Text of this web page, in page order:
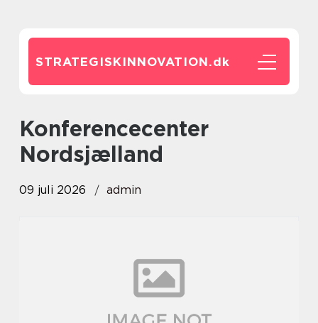
STRATEGISKINNOVATION.dk
konferencecenter
Nordsjælland
09 juli 2026 admin